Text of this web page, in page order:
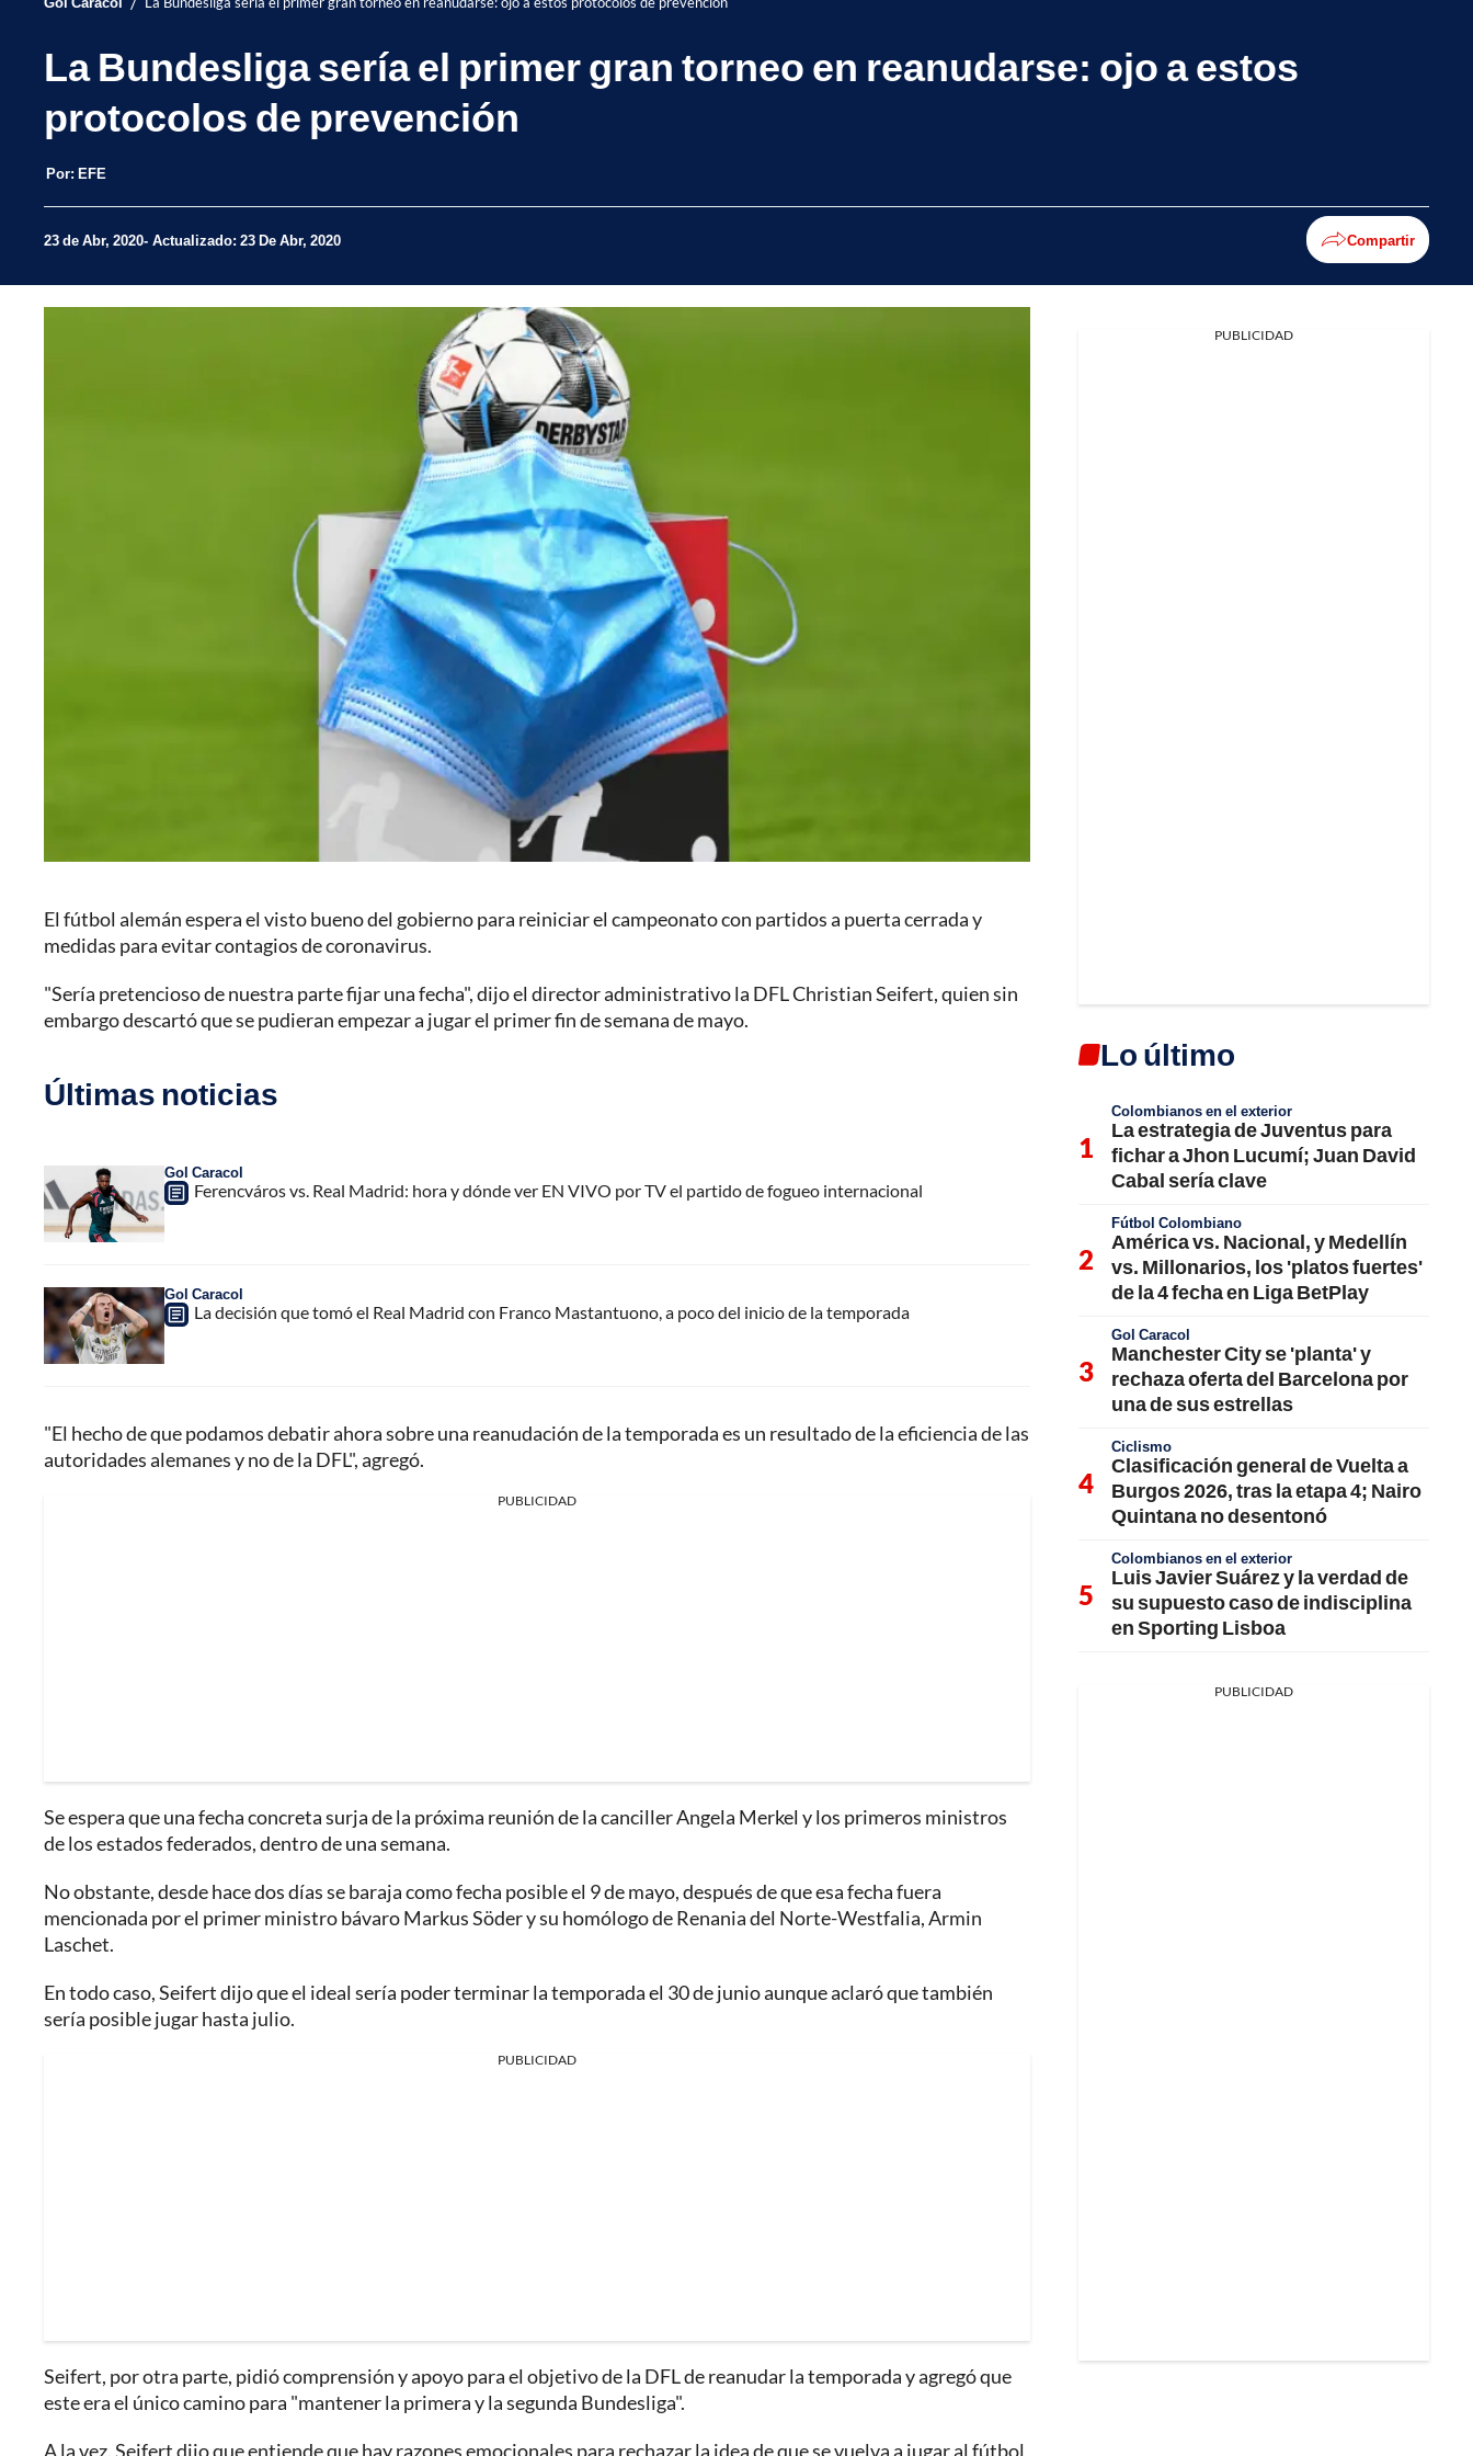
La Bundesliga sería el primer gran torneo en reanudarse: ojo a estos
protocolos de prevención
Por: EFE
23 de Abr, 2020 Actualizado: 23 De Abr, 2020 Compartir
El fútbol alemán espera el visto bueno del gobierno para reiniciar el campeonato con partidos a puerta cerrada y
medidas para evitar contagios de coronavirus.
"Sería pretencioso de nuestra parte fijar una fecha", dijo el director administrativo la DFL Christian Seifert, quien sin
embargo descartó que se pudieran empezar a jugar el primer fin de semana de mayo.
Últimas noticias
Gol Caracol
Ferencváros vs. Real Madrid: hora y dónde ver EN VIVO por TV el partido de fogueo internacional
Gol Caracol
La decisión que tomó el Real Madrid con Franco Mastantuono, a poco del inicio de la temporada
"El hecho de que podamos debatir ahora sobre una reanudación de la temporada es un resultado de la eficiencia de las
autoridades alemanes y no de la DFL", agregó.
PUBLICIDAD
Se espera que una fecha concreta surja de la próxima reunión de la canciller Angela Merkel y los primeros ministros
de los estados federados, dentro de una semana.
No obstante, desde hace dos días se baraja como fecha posible el 9 de mayo, después de que esa fecha fuera
mencionada por el primer ministro bávaro Markus Söder y su homólogo de Renania del Norte-Westfalia, Armin
Laschet.
En todo caso, Seifert dijo que el ideal sería poder terminar la temporada el 30 de junio aunque aclaró que también
sería posible jugar hasta julio.
PUBLICIDAD
Seifert, por otra parte, pidió comprensión y apoyo para el objetivo de la DFL de reanudar la temporada y agregó que
este era el único camino para "mantener la primera y la segunda Bundesliga".
A la vez, Seifert dijo que entiende que hay razones emocionales para rechazar la idea de que se vuelva a jugar al fútbol
PUBLICIDAD
Lo último
Colombianos en el exterior
La estrategia de Juventus para
fichar a Jhon Lucumí; Juan David
Cabal sería clave
Fútbol Colombiano
América vs. Nacional, y Medellín
vs. Millonarios, los 'platos fuertes'
de la 4 fecha en Liga BetPlay
Gol Caracol
Manchester City se 'planta' y
rechaza oferta del Barcelona por
una de sus estrellas
Ciclismo
Clasificación general de Vuelta a
Burgos 2026, tras la etapa 4; Nairo
Quintana no desentonó
Colombianos en el exterior
Luis Javier Suárez y la verdad de
su supuesto caso de indisciplina
en Sporting Lisboa
PUBLICIDAD